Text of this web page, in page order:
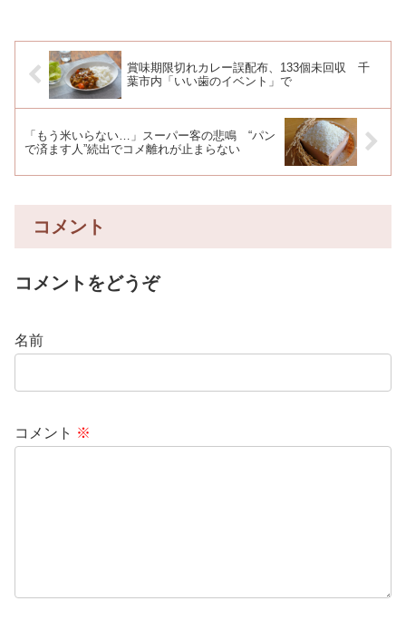
賞味期限切れカレー誤配布、133個未回収 千
葉市内「いい歯のイベント」で
「もう米いらない…」スーパー客の悲鳴 “パン
で済ます人”続出でコメ離れが止まらない
コメント
コメントをどうぞ
名前
コメント ※